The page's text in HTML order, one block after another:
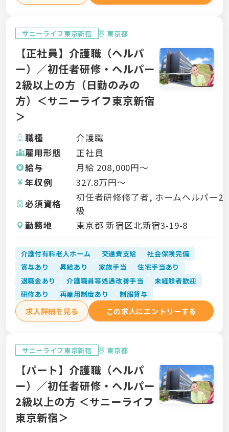
サニーライフ東京新宿 東京都
【正社員】介護職（ヘルパ
ー）／初任者研修・ヘルパー
2級以上の方（日勤のみの
方）＜サニーライフ東京新宿
＞
職種
介護職
雇用形態
正社員
給与
月給 208,000円〜
年収例
327.8万円〜
必須資格
初任者研修修了者, ホームヘルパー2
級
勤務地
東京都 新宿区北新宿3-19-8
介護付有料老人ホーム 交通費支給
社会保険完備
賞与あり
昇給あり 家族手当
住宅手当あり
退職金あり
介護職員等処遇改善手当
未経験者歓迎
研修あり
再雇用制度あり 制服貸与
求人詳細を見る この求人にエントリーする
サニーライフ東京新宿 東京都
【パート】介護職（ヘルパ
ー）／初任者研修・ヘルパー
2級以上の方 ＜サニーライフ
東京新宿＞